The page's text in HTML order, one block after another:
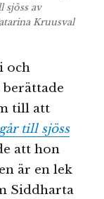
sjöss av
Kruusval
och
till att
till sjöss
att hon
är en lek
Siddharta